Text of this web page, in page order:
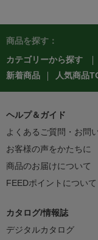
商品を探す：
カテゴリーから探す
新着商品
人気商品
ヘルプ＆ガイド
よくあるご質問・お問
お客様の声をかたちに
商品のお届けについて
FEEDポイントについて
カタログ/情報誌
デジタルカタログ